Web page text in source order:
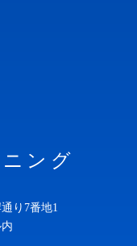
ング
通り7番地1